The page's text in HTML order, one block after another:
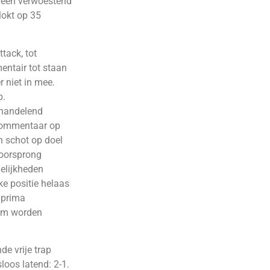
op 35
tot
tot staan
niet in mee.
op
schot op doel
positie helaas
worden
vrije trap
latend: 2-1.